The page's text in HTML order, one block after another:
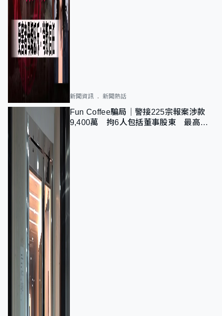
新聞資訊 新聞熱話
Fun Coffee騙局｜警接225宗報案涉款
9,400萬 拘6人包括董事股東 最高金